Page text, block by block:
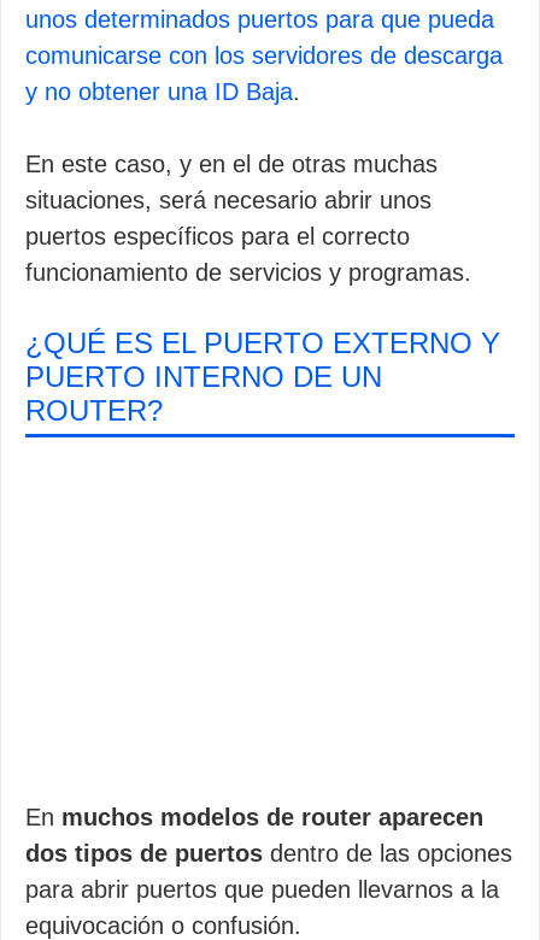
unos determinados puertos para que pueda
comunicarse con los servidores de descarga
y no obtener una ID Baja.
En este caso, y en el de otras muchas
situaciones, será necesario abrir unos
puertos específicos para el correcto
funcionamiento de servicios y programas.
¿QUÉ ES EL PUERTO EXTERNO Y
PUERTO INTERNO DE UN
ROUTER?
En muchos modelos de router aparecen
dos tipos de puertos dentro de las opciones
para abrir puertos que pueden llevarnos a la
equivocación o confusión.